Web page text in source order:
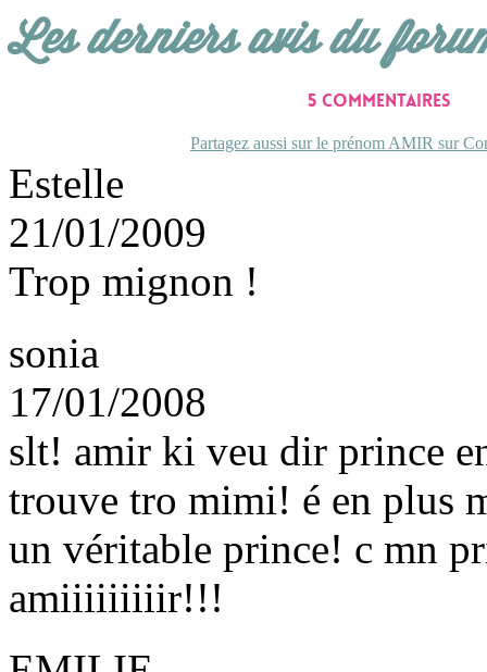
Les derniers avis du
5 commentaires
Partagez aussi sur le prénom AMIR sur
Estelle
21/01/2009
Trop mignon !
sonia
17/01/2008
slt! amir ki veu dir prince
trouve tro mimi! é en plus
un véritable prince! c mn
amiiiiiiiiir!!!